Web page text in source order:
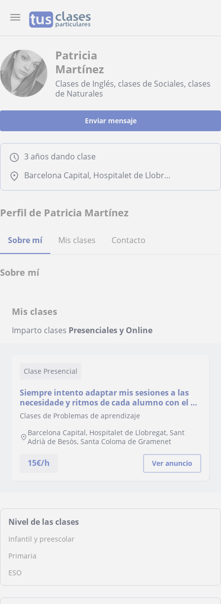
Patricia
Martínez
Clases de Inglés, clases de Sociales, clases
de Naturales
Enviar mensaje
3 años dando clase
Barcelona Capital, Hospitalet de Llobregat, Sant Adrià de Besòs, Santa Coloma de Gramenet
Perfil de Patricia Martínez
Sobre mí Mis clases Contacto
Sobre mí
Mis clases
Imparto clases Presenciales y Online
Clase Presencial
Siempre intento adaptar mis sesiones a las
necesidade y ritmos de cada alumno con el fin
de garantizar su desarrollo óptimo y
personal, en todos los niveles posibles.
Clases de Problemas de aprendizaje
Barcelona Capital, Hospitalet de Llobregat, Sant
Adrià de Besòs, Santa Coloma de Gramenet
15€/h Ver anuncio
Nivel de las clases
Infantil y preescolar
Primaria
ESO